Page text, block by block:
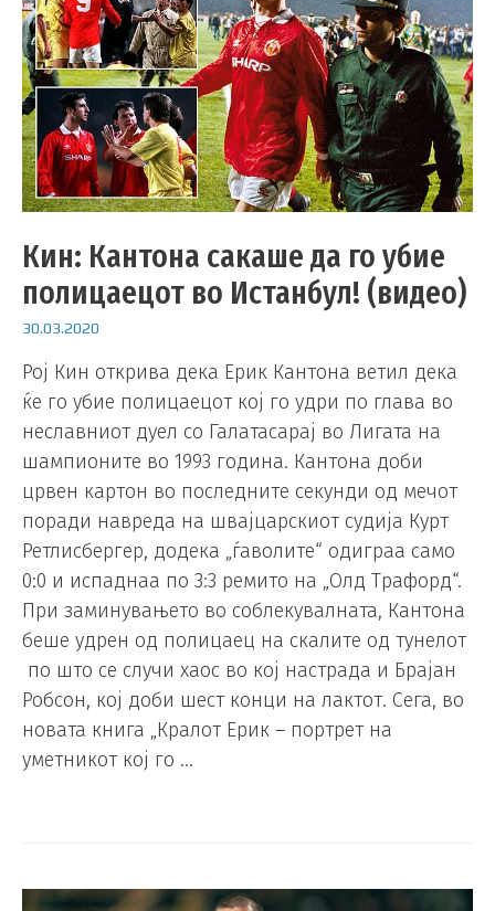
Кин: Кантона сакаше да го убие
полицаецот во Истанбул! (видео)
30.03.2020
Рој Кин открива дека Ерик Кантона ветил дека
ќе го убие полицаецот кој го удри по глава во
неславниот дуел со Галатасарај во Лигата на
шампионите во 1993 година. Кантона доби
црвен картон во последните секунди од мечот
поради навреда на швајцарскиот судија Курт
Ретлисбергер, додека „ѓаволите“ одиграа само
0:0 и испаднаа по 3:3 ремито на „Олд Трафорд“.
При заминувањето во соблекувалната, Кантона
беше удрен од полицаец на скалите од тунелот
по што се случи хаос во кој настрада и Брајан
Робсон, кој доби шест конци на лактот. Сега, во
новата книга „Кралот Ерик – портрет на
уметникот кој го …